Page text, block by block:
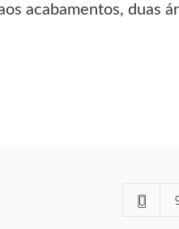
acabamentos, duas